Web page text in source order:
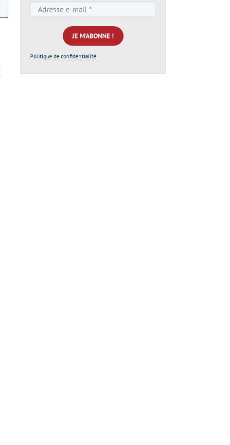
e-
mail
*
Politique de confidentialité